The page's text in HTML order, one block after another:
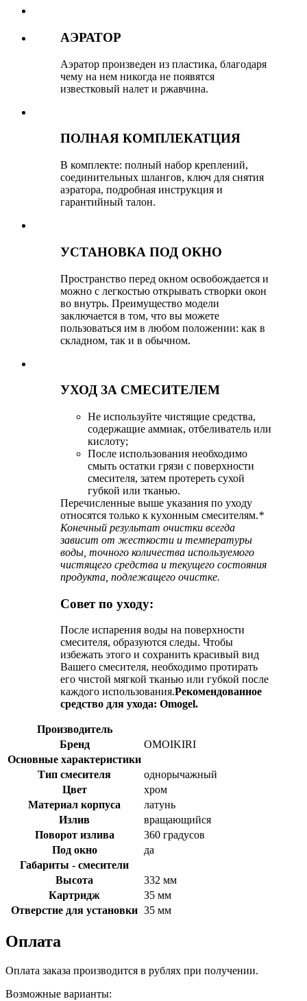
АЭРАТОР
Аэратор произведен из пластика, благодаря
чему на нем никогда не появятся
известковый налет и ржавчина.
ПОЛНАЯ КОМПЛЕКАТЦИЯ
В комплекте: полный набор креплений,
соединительных шлангов, ключ для снятия
аэратора, подробная инструкция и
гарантийный талон.
УСТАНОВКА ПОД ОКНО
Пространство перед окном освобождается и
можно с легкостью открывать створки окон
во внутрь. ⁣⁣Преимущество модели
заключается в том, что вы можете
пользоваться им в любом положении: как в
складном, так и в обычном.⁣⁣
УХОД ЗА СМЕСИТЕЛЕМ
Не используйте чистящие средства,
содержащие аммиак, отбеливатель или
кислоту;
После использования необходимо
смыть остатки грязи с поверхности
смесителя, затем протереть сухой
губкой или тканью.
Перечисленные выше указания по уходу
относятся только к кухонным смесителям.*
Конечный результат очистки всегда
зависит от жесткости и температуры
воды, точного количества используемого
чистящего средства и текущего состояния
продукта, подлежащего очистке.
Совет по уходу:
После испарения воды на поверхности
смесителя, образуются следы. Чтобы
избежать этого и сохранить красивый вид
Вашего смесителя, необходимо протирать
его чистой мягкой тканью или губкой после
каждого использования.Рекомендованное
средство для ухода: Omogel.
Производитель
Бренд
OMOIKIRI
Основные характеристики
Тип смесителя
однорычажный
Цвет
хром
Материал корпуса
латунь
Излив
вращающийся
Поворот излива
360 градусов
Под окно
да
Габариты - смесители
Высота
332 мм
Картридж
35 мм
Отверстие для установки 35 мм
Оплата
Оплата заказа производится в рублях при получении.
Возможные варианты: